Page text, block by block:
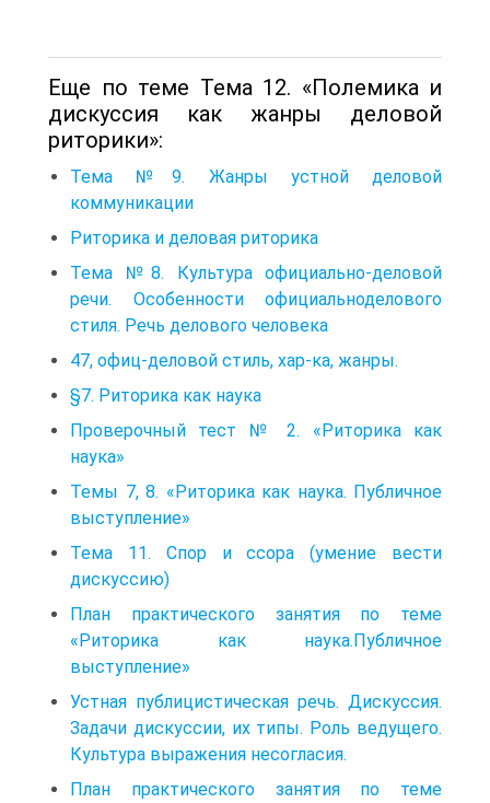
Еще по теме Тема 12. «Полемика и
дискуссия как жанры деловой
риторики»:
Тема №9. Жанры устной деловой
коммуникации
Риторика и деловая риторика
Тема №8. Культура официально-деловой
речи. Особенности официально­делового
стиля. Речь делового человека
47, офиц-деловой стиль, хар-ка, жанры.
§7. Риторика как наука
Проверочный тест № 2. «Риторика как
наука»
Темы 7, 8. «Риторика как наука. Публичное
выступление»
Тема 11. Спор и ссора (умение вести
дискуссию)
План практического занятия по теме
«Риторика как наука.Публичное
выступление»
Устная публицистическая речь. Дискуссия.
Задачи дискуссии, их типы. Роль ведущего.
Культура выражения несогласия.
План практического занятия по теме